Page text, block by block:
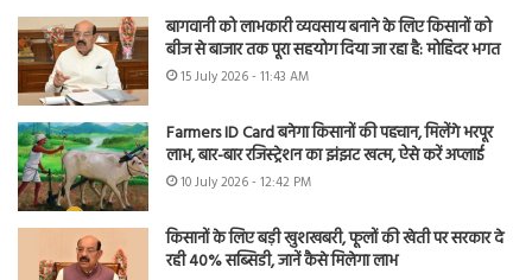
बागवानी को लाभकारी व्यवसाय बनाने के लिए किसानों को
बीज से बाजार तक पूरा सहयोग दिया जा रहा है: मोहिंदर भगत
15 July 2026 - 11:43 AM
Farmers ID Card बनेगा किसानों की पहचान, मिलेंगे भरपूर
लाभ, बार-बार रजिस्ट्रेशन का झंझट खत्म, ऐसे करें अप्लाई
10 July 2026 - 12:42 PM
किसानों के लिए बड़ी खुशखबरी, फूलों की खेती पर सरकार दे
रही 40% सब्सिडी, जानें कैसे मिलेगा लाभ